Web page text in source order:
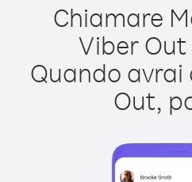
Chiamare
Viber Out
Quando
Out,